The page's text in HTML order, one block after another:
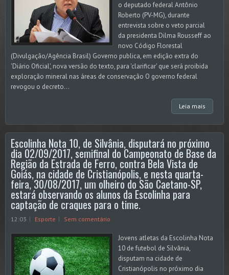
o deputado federal Antônio
Roberto (PV-MG), durante
entrevista sobre o veto parcial
da presidenta Dilma Rousseff ao
novo Código Florestal
(Divulgação/Agência Brasil) Governo publica, em edição extra do
'Diário Oficial', nova versão do texto, para 'clarificar' que será proibida
exploração mineral nas áreas de conservação O governo federal
revogou o decreto...
Leia mais
Escolinha Nota 10, de Silvânia, disputará no próximo
dia 02/09/2017, semifinal do Campeonato de Base da
Região da Estrada de Ferro, contra Bela Vista de
Goiás, na cidade de Cristianópolis, e nesta quarta-
feira, 30/08/2017, um olheiro do São Caetano-SP,
estará observando os alunos da Escolinha para
captação de craques para o time.
12:03 Esporte Sem comentário
Jovens atletas da Escolinha Nota
10 de futebol de Silvânia,
disputam na cidade de
Cristianópolis no próximo dia